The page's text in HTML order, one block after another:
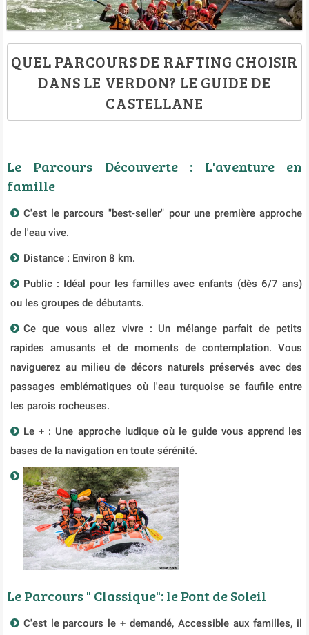
QUEL PARCOURS DE RAFTING CHOISIR
DANS LE VERDON? LE GUIDE DE
CASTELLANE
Le Parcours Découverte : L'aventure en
famille
C'est le parcours "best-seller" pour une première approche
de l'eau vive.
Distance : Environ 8 km.
Public : Idéal pour les familles avec enfants (dès 6/7 ans)
ou les groupes de débutants.
Ce que vous allez vivre : Un mélange parfait de petits
rapides amusants et de moments de contemplation. Vous
naviguerez au milieu de décors naturels préservés avec des
passages emblématiques où l'eau turquoise se faufile entre
les parois rocheuses.
Le + : Une approche ludique où le guide vous apprend les
bases de la navigation en toute sérénité.
Le Parcours " Classique": le Pont de Soleil
C'est le parcours le + demandé, Accessible aux familles, il